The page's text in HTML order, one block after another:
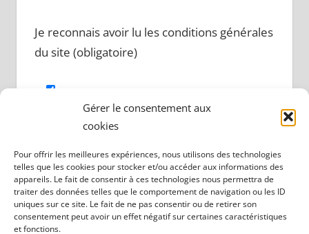
Gérer le consentement aux
cookies
Pour offrir les meilleures expériences, nous utilisons des technologies
telles que les cookies pour stocker et/ou accéder aux informations des
appareils. Le fait de consentir à ces technologies nous permettra de
traiter des données telles que le comportement de navigation ou les ID
uniques sur ce site. Le fait de ne pas consentir ou de retirer son
consentement peut avoir un effet négatif sur certaines caractéristiques
et fonctions.
Je reconnais avoir lu les conditions générales
du site (obligatoire)
Mentions légales